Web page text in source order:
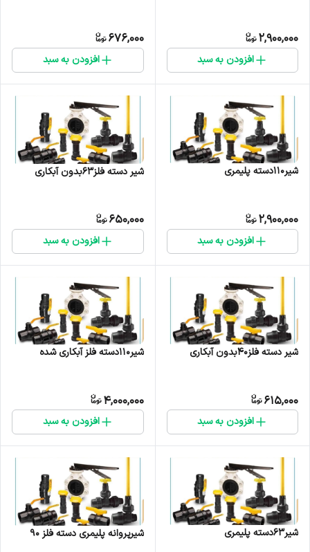
2,900,000
افزودن به سبد
676,000
افزودن به سبد
شیر110دسته پلیمری
2,900,000
افزودن به سبد
شیر دسته فلز63بدون آبکاری
650,000
افزودن به سبد
شیر دسته فلز40بدون آبکاری
615,000
افزودن به سبد
شیر110دسته فلز آبکاری شده
4,000,000
افزودن به سبد
شیر63دسته پلیمری شیرپروانه پلیمری دسته فلز 90